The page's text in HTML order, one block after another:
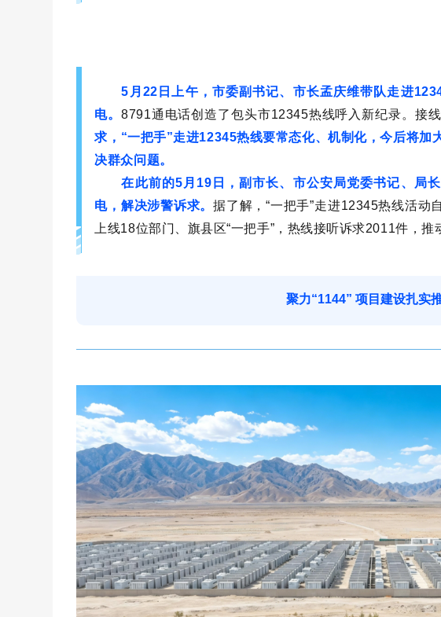
5月22日上午，市委副书记、市长孟庆维带队走进
电。8791通电话创造了包头市12345热线呼入新纪录。接
求，“一把手”走进12345热线要常态化、机制化，今后将加
决群众问题。
在此前的5月19日，副市长、市公安局党委书记、局
电，解决涉警诉求。据了解，“一把手”走进12345热线活动
上线18位部门、旗县区“一把手”，热线接听诉求2011件，推
聚力“1144” 项目建设扎实